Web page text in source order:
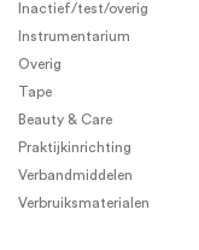
Inactief/test/overig
Instrumentarium
Overig
Tape
Beauty & Care
Praktijkinrichting
Verbandmiddelen
Verbruiksmaterialen